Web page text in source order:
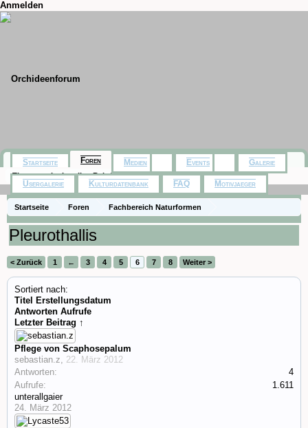
Anmelden
Startseite Foren Fachbereich Naturformen
Pleurothallis
< Zurück 1 ← 3 4 5 6 7 8 Weiter >
Sortiert nach:
Titel
Erstellungsdatum
Antworten Aufrufe
Letzter Beitrag ↑
Pflege von Scaphosepalum
sebastian.z, 22. März 2012
Antworten:
4
Aufrufe:
1.611
unterallgaier
24. März 2012
Startseite Foren
Themen mit aktuellen Beiträgen
Medien Events Galerie
Usergalerie Kulturdatenbank FAQ Motivjaeger